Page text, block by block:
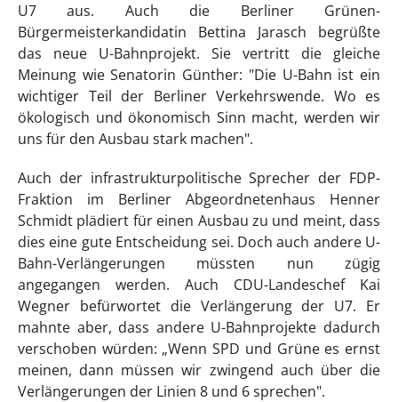
U7 aus. Auch die Berliner Grünen-
Bürgermeisterkandidatin Bettina Jarasch begrüßte
das neue U-Bahnprojekt. Sie vertritt die gleiche
Meinung wie Senatorin Günther: "Die U-Bahn ist ein
wichtiger Teil der Berliner Verkehrswende. Wo es
ökologisch und ökonomisch Sinn macht, werden wir
uns für den Ausbau stark machen".
Auch der infrastrukturpolitische Sprecher der FDP-
Fraktion im Berliner Abgeordnetenhaus Henner
Schmidt plädiert für einen Ausbau zu und meint, dass
dies eine gute Entscheidung sei. Doch auch andere U-
Bahn-Verlängerungen müssten nun zügig
angegangen werden. Auch CDU-Landeschef Kai
Wegner befürwortet die Verlängerung der U7. Er
mahnte aber, dass andere U-Bahnprojekte dadurch
verschoben würden: „Wenn SPD und Grüne es ernst
meinen, dann müssen wir zwingend auch über die
Verlängerungen der Linien 8 und 6 sprechen".